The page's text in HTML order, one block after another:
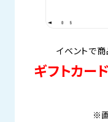
イベントで
ギフトカー
※